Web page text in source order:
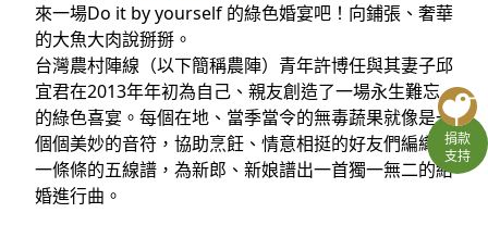
臉書
YouTube
捐款
支持
來一場Do it by yourself 的綠色婚宴吧！向鋪張、奢華
的大魚大肉說掰掰。
台灣農村陣線（以下簡稱農陣）青年許博任與其妻子邱
宜君在2013年年初為自己、親友創造了一場永生難忘
的綠色喜宴。每個在地、當季當令的無毒蔬果就像是一
個個美妙的音符，協助烹飪、情意相挺的好友們編織成
一條條的五線譜，為新郎、新娘譜出一首獨一無二的結
婚進行曲。